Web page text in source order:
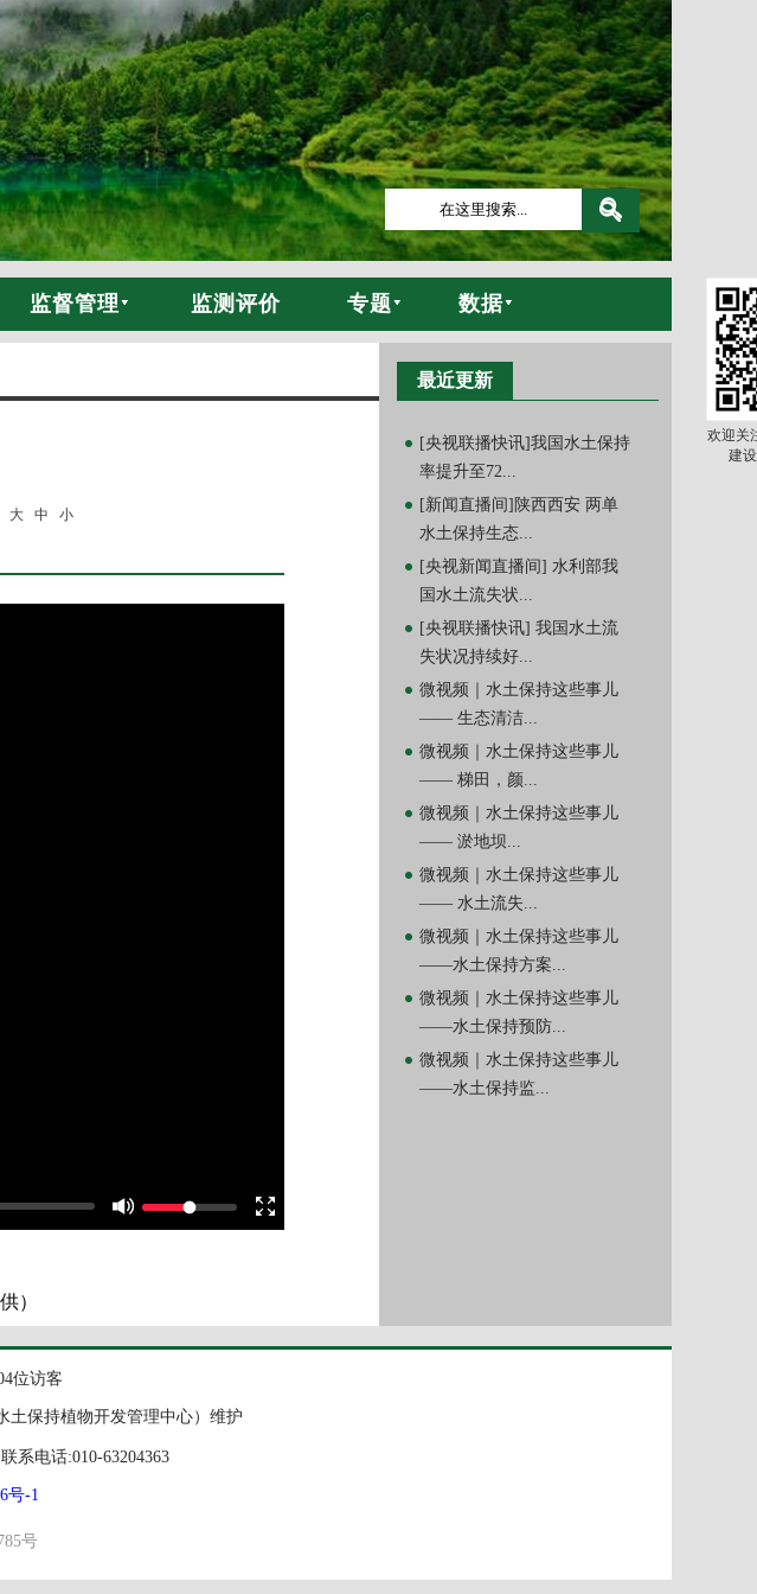
监督管理 监测评价 专题 数据
大 中 小
）
最近更新
[央视联播快讯]我国水土保持
率提升至72...
[新闻直播间]陕西西安 两单
水土保持生态...
[央视新闻直播间] 水利部我
国水土流失状...
[央视联播快讯] 我国水土流
失状况持续好...
微视频｜水土保持这些事儿
—— 生态清洁...
微视频｜水土保持这些事儿
—— 梯田，颜...
微视频｜水土保持这些事儿
—— 淤地坝...
微视频｜水土保持这些事儿
—— 水土流失...
微视频｜水土保持这些事儿
——水土保持方案...
微视频｜水土保持这些事儿
——水土保持预防...
微视频｜水土保持这些事儿
——水土保持监...
位访客
土保持植物开发管理中心）维护
系电话:010-63204363
号-1
号
欢迎关
建